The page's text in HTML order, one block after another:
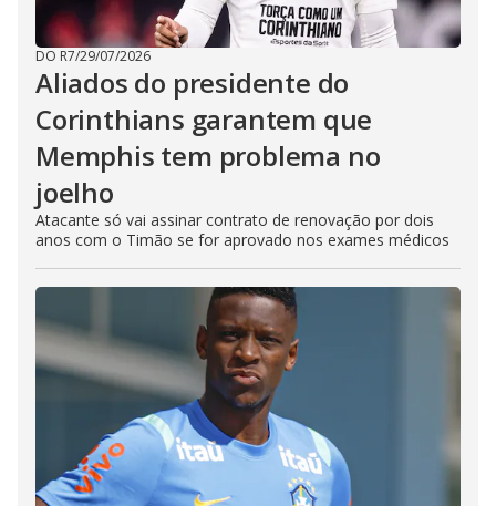
DO R7/29/07/2026
Aliados do presidente do
Corinthians garantem que
Memphis tem problema no
joelho
Atacante só vai assinar contrato de renovação por dois
anos com o Timão se for aprovado nos exames médicos